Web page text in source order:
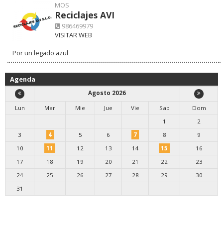
MOS
Reciclajes AVI
986469979
VISITAR WEB
Por un legado azul
Agenda
Agosto 2026
Lun
Mar Mie Jue Vie Sab
Dom
1
2
3
4 5 6 7 8
9
10
11 12 13 14 15
16
17
18 19 20 21 22
23
24
25 26 27 28 29
30
31